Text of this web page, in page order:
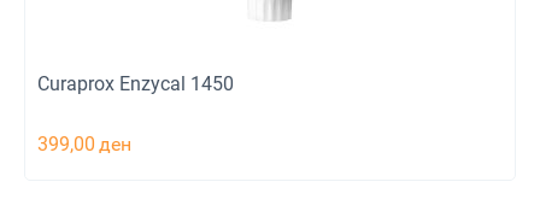
Curaprox Enzycal 1450
399,00 ден